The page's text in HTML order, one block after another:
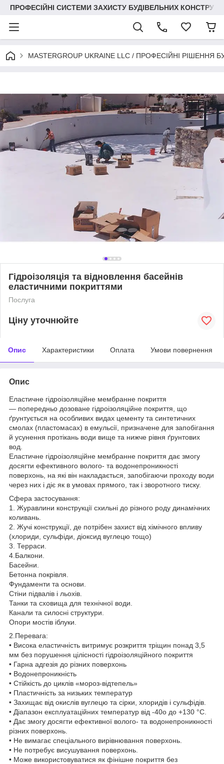
ПРОФЕСІЙНІ СИСТЕМИ ЗАХИСТУ БУДІВЕЛЬНИХ КОНСТРУКЦІЙ
MASTERGROUP UKRAINE LLC / ПРОФЕСІЙНІ РІШЕННЯ
Гідроізоляція та відновлення басейнів
еластичними покриттями
Послуга
Ціну уточнюйте
Опис Характеристики Оплата Умови повернення
Опис
Еластичне гідроізоляційне мембранне покриття
— попередньо дозоване гідроізоляційне покриття, що
ґрунтується на особливих видах цементу та синтетичних
смолах (пластомасах) в емульсії, призначене для запобігання
й усунення протікань води вище та нижче рівня ґрунтових
вод.
Еластичне гідроізоляційне мембранне покриття дає змогу
досягти ефективного волого- та водонепроникності
поверхонь, на які він накладається, запобігаючи проходу води
через них і діє як в умовах прямого, так і зворотного тиску.
Сфера застосування:
1. Журавлини конструкції схильні до різного роду динамічних
коливань.
2. Жучі конструкції, де потрібен захист від хімічного впливу
(хлориди, сульфіди, діоксид вуглецю тощо)
3. Терраси.
4.Балкони.
Басейни.
Бетонна покрівля.
Фундаменти та основи.
Стіни підвалів і льохів.
Танки та сховища для технічної води.
Канали та силосні структури.
Опори мостів іблуки.
2.Перевага:
• Висока еластичність витримує розкриття тріщин понад 3,5
мм без порушення цілісності гідроізоляційного покриття
• Гарна адгезія до різних поверхонь
• Водонепроникність
• Стійкість до циклів «мороз-відтепель»
• Пластичність за низьких температур
• Захищає від окислів вуглецю та сірки, хлоридів і сульфідів.
• Діапазон експлуатаційних температур від -40o до +130 °C.
• Дає змогу досягти ефективної волого- та водонепроникності
різних поверхонь.
• Не вимагає спеціального вирівнювання поверхонь.
• Не потребує висушування поверхонь.
• Може використовуватися як фінішне покриття без